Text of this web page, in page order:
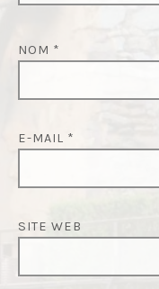
NOM *
E-MAIL *
SITE WEB